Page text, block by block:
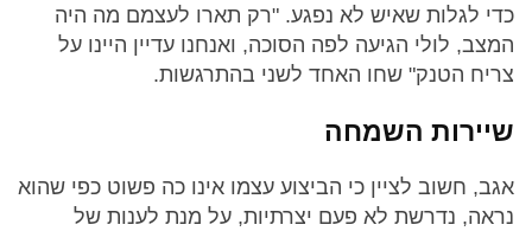
כדי לגלות שאיש לא נפגע. "רק תארו לעצמם מה היה
המצב, לולי הגיעה לפה הסוכה, ואנחנו עדיין היינו על
צריח הטנק" שחו האחד לשני בהתרגשות.
שיירות השמחה
אגב, חשוב לציין כי הביצוע עצמו אינו כה פשוט כפי שהוא
נראה, נדרשת לא פעם יצרתיות, על מנת לענות של